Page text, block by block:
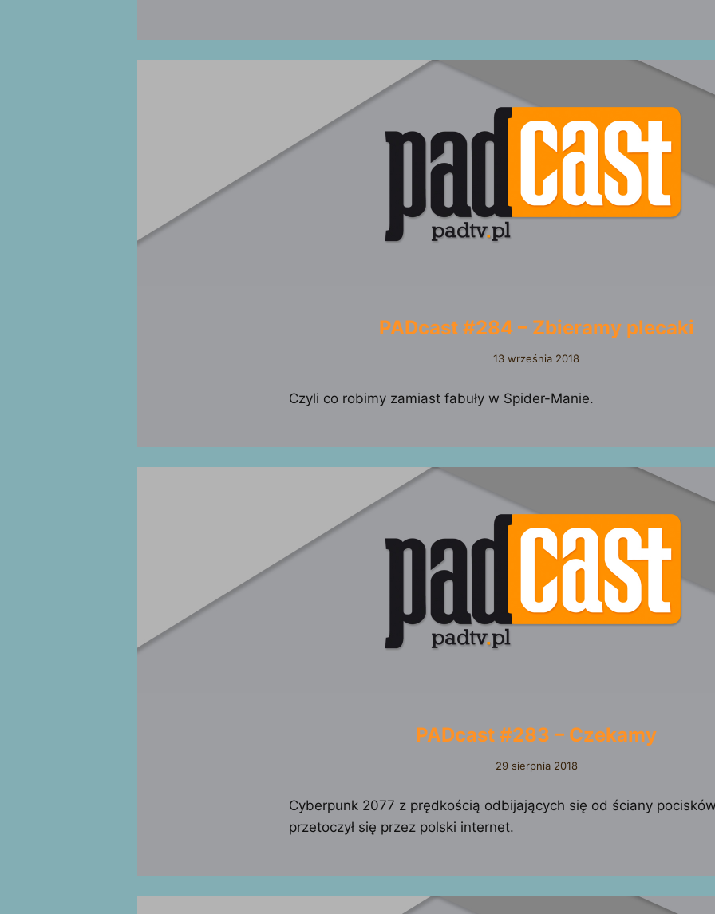
PADcast #284 – Zbieramy plecaki
13 września 2018
Czyli co robimy zamiast fabuły w Spider-Manie.
PADcast #283 – Czekamy
29 sierpnia 2018
Cyberpunk 2077 z prędkością odbijających się od ściany
przetoczył się przez polski internet.